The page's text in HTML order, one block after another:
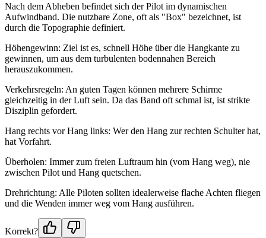
Nach dem Abheben befindet sich der Pilot im dynamischen
Aufwindband. Die nutzbare Zone, oft als "Box" bezeichnet, ist
durch die Topographie definiert.
Höhengewinn: Ziel ist es, schnell Höhe über die Hangkante zu
gewinnen, um aus dem turbulenten bodennahen Bereich
herauszukommen.
Verkehrsregeln: An guten Tagen können mehrere Schirme
gleichzeitig in der Luft sein. Da das Band oft schmal ist, ist strikte
Disziplin gefordert.
Hang rechts vor Hang links: Wer den Hang zur rechten Schulter hat,
hat Vorfahrt.
Überholen: Immer zum freien Luftraum hin (vom Hang weg), nie
zwischen Pilot und Hang quetschen.
Drehrichtung: Alle Piloten sollten idealerweise flache Achten fliegen
und die Wenden immer weg vom Hang ausführen.
Korrekt?